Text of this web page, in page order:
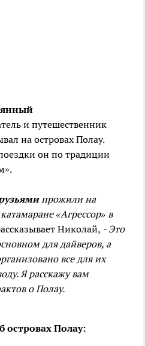
и путешественник
на островах Полау.
он по традиции
прожили на
«Агрессор» в
Николай, - Это
для дайверов, а
все для их
Я расскажу вам
о Полау.
островах Полау: